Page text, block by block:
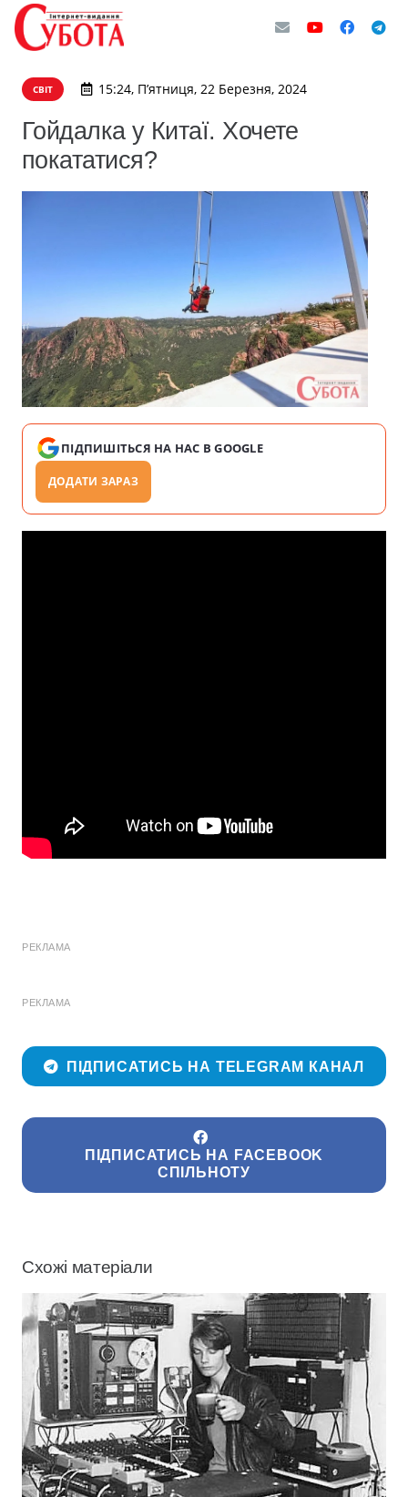
СВІТ 15:24, П’ятниця, 22 Березня, 2024
Гойдалка у Китаї. Хочете
покататися?
ПІДПИШІТЬСЯ НА НАС В GOOGLE
ДОДАТИ ЗАРАЗ
РЕКЛАМА
РЕКЛАМА
ПІДПИСАТИСЬ НА TELEGRAM КАНАЛ
ПІДПИСАТИСЬ НА FACEBOOK
СПІЛЬНОТУ
Схожі матеріали